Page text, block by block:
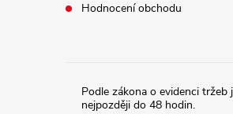
Hodnocení obchodu
Podle zákona o evidenci
nejpozději do 48 hodin.